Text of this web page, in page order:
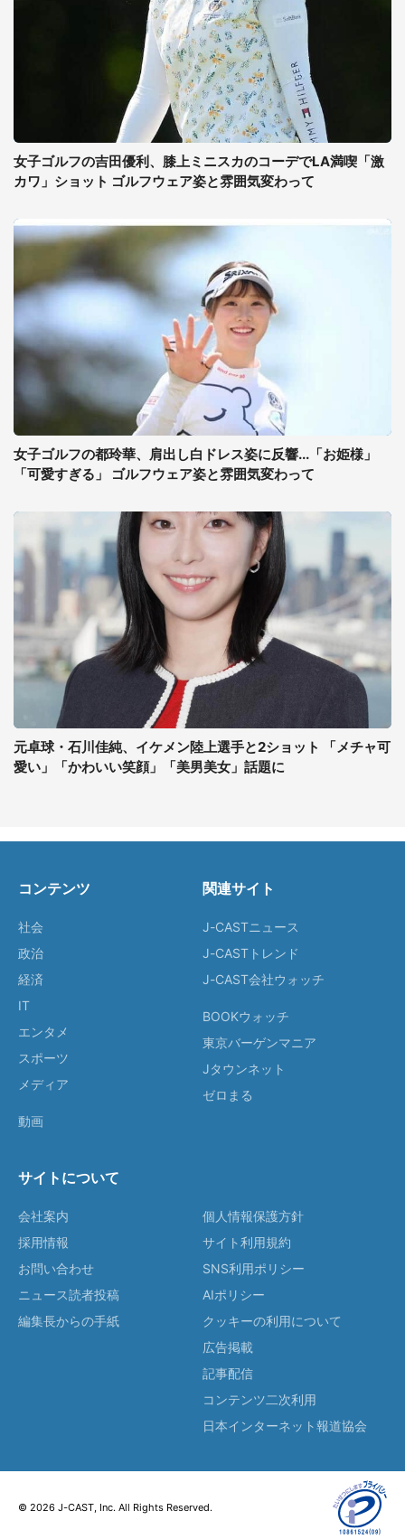
女子ゴルフの吉田優利、膝上ミニスカのコーデでLA満喫「激
カワ」ショット ゴルフウェア姿と雰囲気変わって
女子ゴルフの都玲華、肩出し白ドレス姿に反響...「お姫様」
「可愛すぎる」 ゴルフウェア姿と雰囲気変わって
元卓球・石川佳純、イケメン陸上選手と2ショット 「メチャ可
愛い」「かわいい笑顔」「美男美女」話題に
コンテンツ
社会
政治
経済
IT
エンタメ
スポーツ
メディア
動画
関連サイト
J-CASTニュース
J-CASTトレンド
J-CAST会社ウォッチ
BOOKウォッチ
東京バーゲンマニア
Jタウンネット
ゼロまる
サイトについて
会社案内
採用情報
お問い合わせ
ニュース読者投稿
編集長からの手紙
個人情報保護方針
サイト利用規約
SNS利用ポリシー
AIポリシー
クッキーの利用について
広告掲載
記事配信
コンテンツ二次利用
日本インターネット報道協会
© 2026 J-CAST, Inc. All Rights Reserved.